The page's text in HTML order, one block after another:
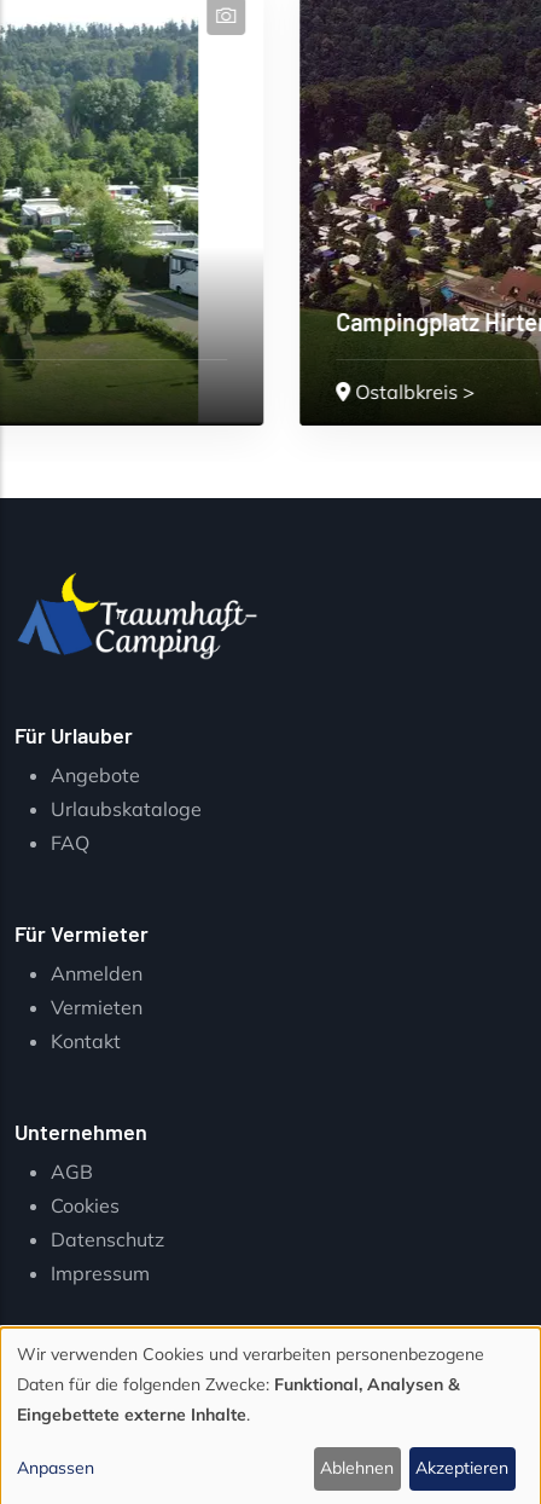
Campingplatz Hirtenteich
Ostalbkreis
Für Urlauber
Angebote
Urlaubskataloge
FAQ
Für Vermieter
Anmelden
Vermieten
Kontakt
Unternehmen
AGB
Cookies
Datenschutz
Impressum
Verwendung
von
Daten
Wir verwenden Cookies und verarbeiten personenbezogene
Daten für die folgenden Zwecke: Funktional, Analysen &
Eingebettete externe Inhalte.
Anpassen Ablehnen Akzeptieren